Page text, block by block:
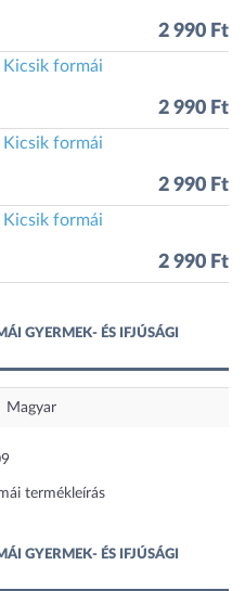
2 990 Ft
formái
2 990 Ft
formái
2 990 Ft
formái
2 990 Ft
GYERMEK- ÉS IFJÚSÁGI
Magyar
termékleírás
GYERMEK- ÉS IFJÚSÁGI